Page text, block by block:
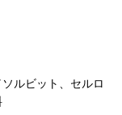
ルビット、セルロ